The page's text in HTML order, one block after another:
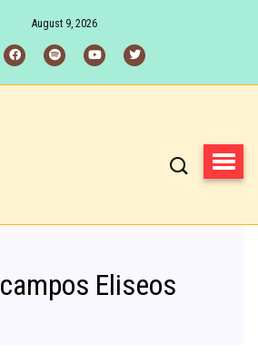
August 9, 2026
campos Eliseos